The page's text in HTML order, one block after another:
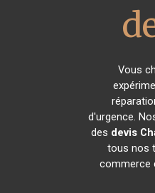
Vous
d'urgence.
des devis
tous nos
commerce